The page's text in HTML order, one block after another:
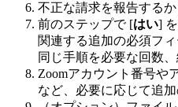
不正な請求を報告するか
前のステップで [はい]
関連する追加の必須フ
同じ手順を必要な回数、
Zoomアカウント番号や
など、必要に応じて追